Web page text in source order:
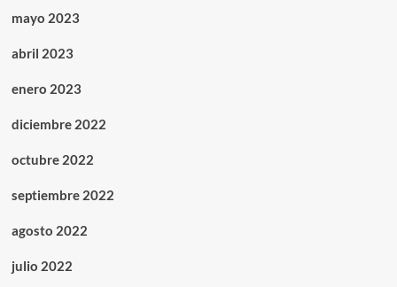
mayo 2023
abril 2023
enero 2023
diciembre 2022
octubre 2022
septiembre 2022
agosto 2022
julio 2022